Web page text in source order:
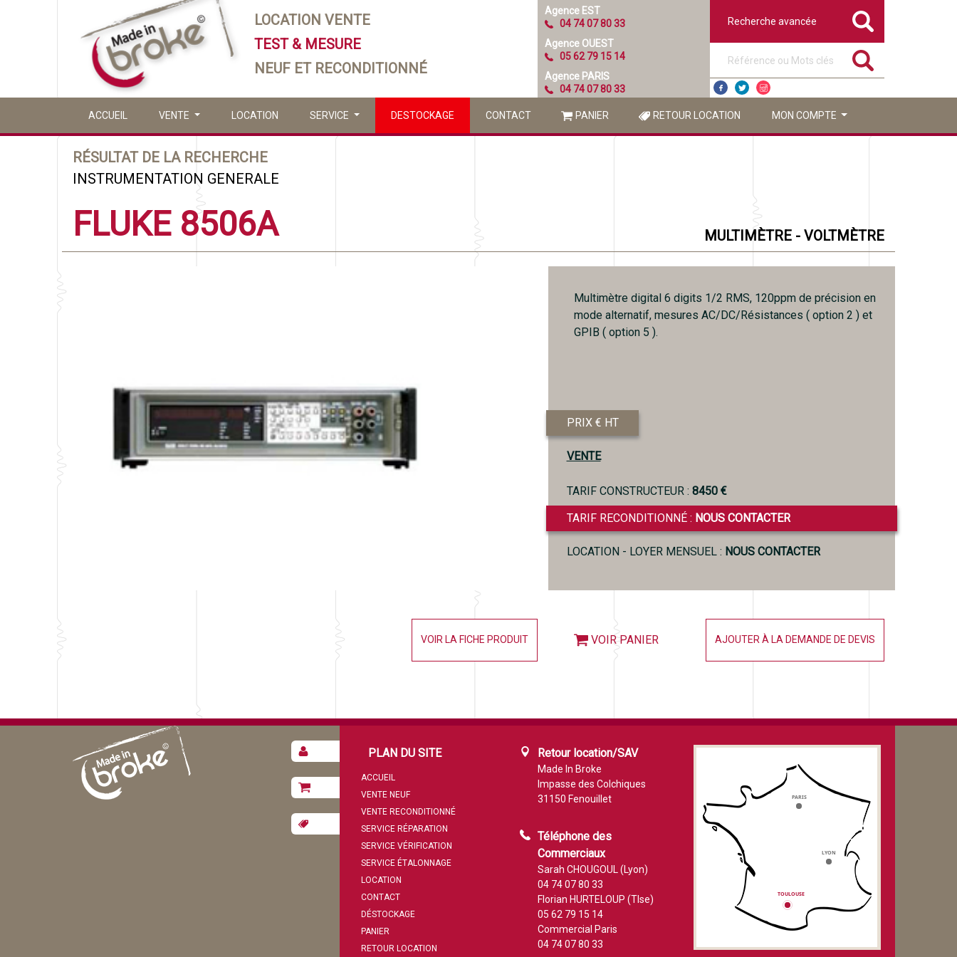
LOCATION VENTE
TEST & MESURE
NEUF ET RECONDITIONNÉ
Agence EST
04 74 07 80 33
Agence OUEST
05 62 79 15 14
Agence PARIS
04 74 07 80 33
Recherche avancée
ACCUEIL VENTE LOCATION SERVICE DESTOCKAGE CONTACT PANIER RETOUR LOCATION MON COMPTE
RÉSULTAT DE LA RECHERCHE
INSTRUMENTATION GENERALE
FLUKE 8506A MULTIMÈTRE - VOLTMÈTRE
Multimètre digital 6 digits 1/2 RMS, 120ppm de précision en
mode alternatif, mesures AC/DC/Résistances ( option 2 ) et
GPIB ( option 5 ).
PRIX € HT
VENTE
TARIF CONSTRUCTEUR : 8450 €
TARIF RECONDITIONNÉ : NOUS CONTACTER
LOCATION - LOYER MENSUEL : NOUS CONTACTER
VOIR LA FICHE PRODUIT VOIR PANIER AJOUTER À LA DEMANDE DE DEVIS
PLAN DU SITE
ACCUEIL
VENTE NEUF
VENTE RECONDITIONNÉ
SERVICE RÉPARATION
SERVICE VÉRIFICATION
SERVICE ÉTALONNAGE
LOCATION
CONTACT
DÉSTOCKAGE
PANIER
RETOUR LOCATION
Retour location/SAV
Made In Broke
Impasse des Colchiques
31150 Fenouillet
Téléphone des
Commerciaux
Sarah CHOUGOUL (Lyon)
04 74 07 80 33
Florian HURTELOUP (Tlse)
05 62 79 15 14
Commercial Paris
04 74 07 80 33